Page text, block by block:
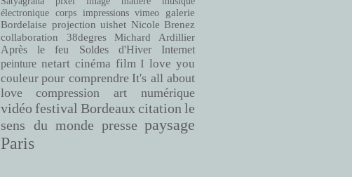
électronique corps impressions vimeo
galerie
Bordelaise projection uishet Nicole Brenez
collaboration
38degres
Michard Ardillier
Après le feu
Soldes d'Hiver
Internet
peinture netart cinéma film I love you
couleur pour comprendre It's all about
love
compression art numérique
vidéo festival Bordeaux citation le
sens du monde presse paysage
Paris